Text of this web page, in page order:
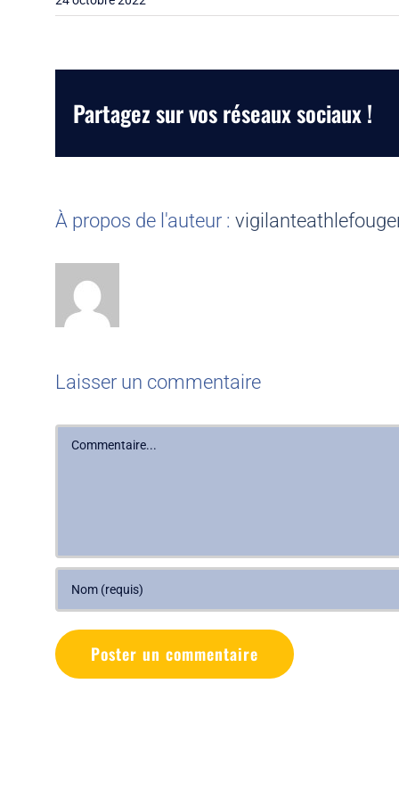
Partagez sur vos réseaux sociaux !
À propos de l'auteur :
Laisser un commentaire
Commentaire